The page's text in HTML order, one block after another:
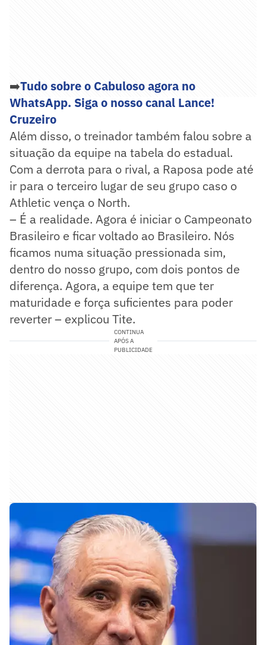
➡️Tudo sobre o Cabuloso agora no
WhatsApp. Siga o nosso canal Lance!
Cruzeiro
Além disso, o treinador também falou sobre a
situação da equipe na tabela do estadual.
Com a derrota para o rival, a Raposa pode até
ir para o terceiro lugar de seu grupo caso o
Athletic vença o North.
– É a realidade. Agora é iniciar o Campeonato
Brasileiro e ficar voltado ao Brasileiro. Nós
ficamos numa situação pressionada sim,
dentro do nosso grupo, com dois pontos de
diferença. Agora, a equipe tem que ter
maturidade e força suficientes para poder
reverter – explicou Tite.
CONTINUA
APÓS A
PUBLICIDADE